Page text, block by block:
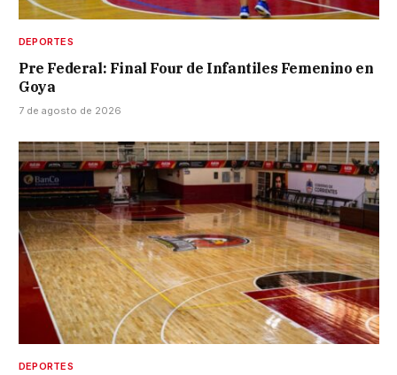
DEPORTES
Pre Federal: Final Four de Infantiles Femenino en
Goya
7 de agosto de 2026
DEPORTES